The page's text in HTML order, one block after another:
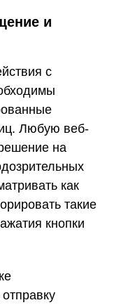
и
с
Любую веб-
на
как
такие
кнопки